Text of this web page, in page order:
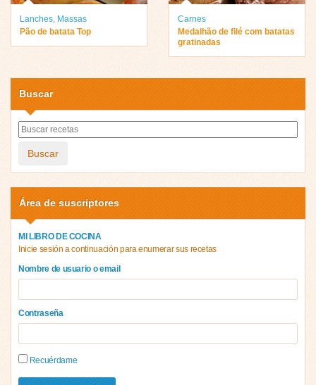
Lanches Massas
Pão de batata Top
Carnes
Medalhão de filé com batatas
gratinadas
Buscar
Buscar
Área de suscriptores
MI LIBRO DE COCINA
Inicie sesión a continuación para enumerar sus recetas
Nombre de usuario o email
Contraseña
Recuérdame